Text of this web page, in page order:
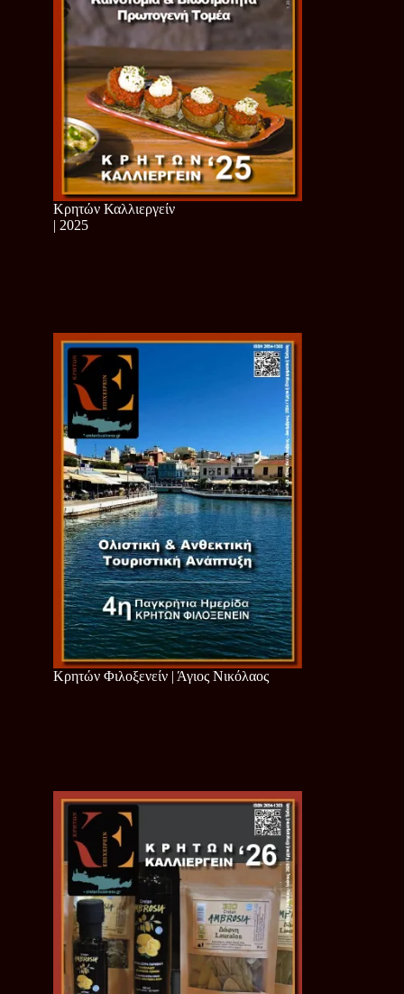
Κρητών Καλλιεργείν
| 2025
Κρητών Φιλοξενείν | Άγιος Νικόλαος